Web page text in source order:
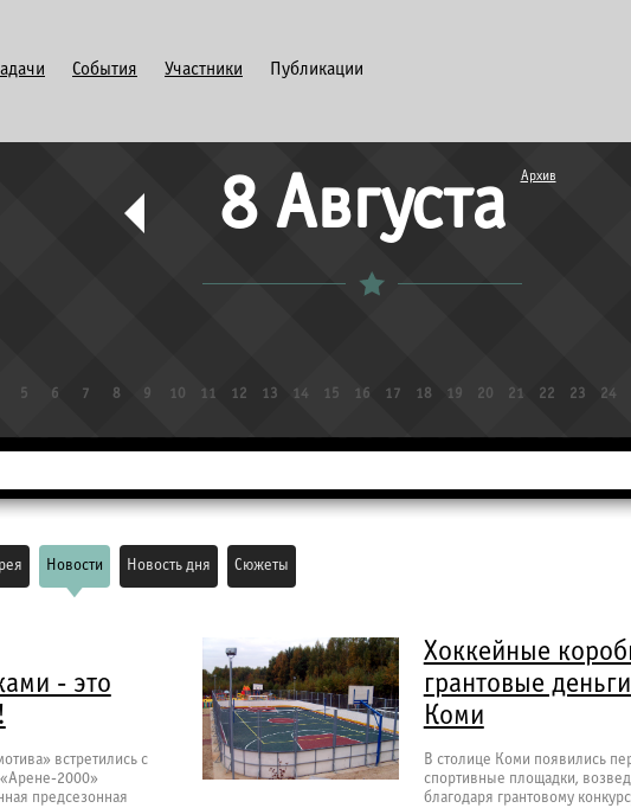
События Участники Публикации
Архив
8 Августа
5 6 7 8 9 10 11 12 13 14 15 16 17 18 19 20 21 22 23 24
Новости Новость дня Сюжеты
- это
встретились с
2000»
предсезонная
Хоккейные
грантовые
Коми
В столице Коми появились
спортивные площадки,
благодаря грантовому